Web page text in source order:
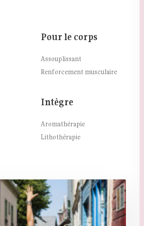
Pour le corps
Assouplissant
Renforcement musculaire
Intègre
Aromathérapie
Lithothérapie